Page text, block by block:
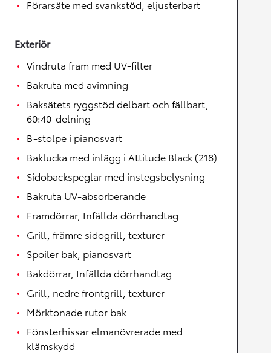
Förarsäte med svankstöd, eljusterbart
Exteriör
Vindruta fram med UV-filter
Bakruta med avimning
Baksätets ryggstöd delbart och fällbart,
60:40-delning
B-stolpe i pianosvart
Baklucka med inlägg i Attitude Black (218)
Sidobackspeglar med instegsbelysning
Bakruta UV-absorberande
Framdörrar, Infällda dörrhandtag
Grill, främre sidogrill, texturer
Spoiler bak, pianosvart
Bakdörrar, Infällda dörrhandtag
Grill, nedre frontgrill, texturer
Mörktonade rutor bak
Fönsterhissar elmanövrerade med
klämskydd